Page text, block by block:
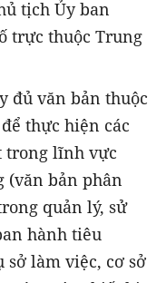
tịch Ủy ban
trực thuộc Trung
đủ văn bản thuộc
thực hiện các
trong lĩnh vực
(văn bản phân
quản lý, sử
hành tiêu
làm việc, cơ sở